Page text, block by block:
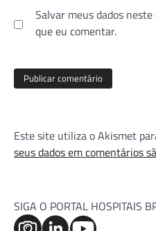
Salvar meus dados
que eu comentar.
Este site utiliza o Akismet
seus dados em comentários
SIGA O PORTAL HOSPITAIS